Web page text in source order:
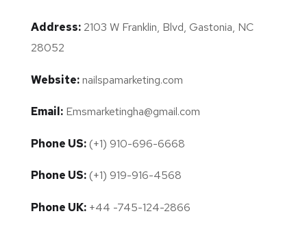
Address: 2103 W Franklin, Blvd, Gastonia, NC
28052
Website:nailspamarketing.com
Email: Emsmarketingha@gmail.com
Phone US: (+1) 910-696-6668
Phone US: (+1) 919-916-4568
Phone UK: +44 -745-124-2866